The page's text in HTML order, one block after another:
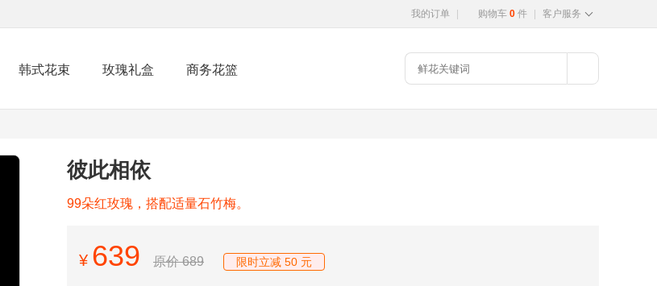
我的订单 购物车 0 件 客户服务
韩式花束 玫瑰礼盒 商务花篮
彼此相依
99朵红玫瑰，搭配适量石竹梅。
¥ 639 原价 689 限时立减 50 元